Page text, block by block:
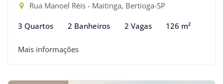
Rua Manoel Réis - Maitinga, Bertioga-SP
3 Quartos 2 Banheiros 2 Vagas 126 m²
Mais informações